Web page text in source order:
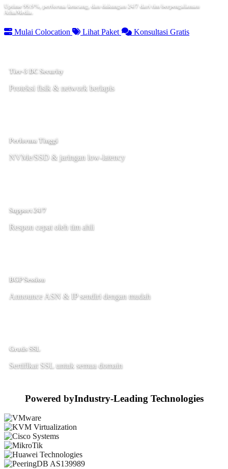
Uptime 99.9%, performa kencang, dan dukungan 24/7 dari tim berpengalaman
AthaMedia.
Mulai Colocation Lihat Paket Konsultasi Gratis
Tier-3 DC Security
Proteksi fisik & network berlapis
Performa Tinggi
NVMe/SSD & jaringan low-latency
Support 24/7
Respon cepat oleh tim ahli
BGP Session
Announce ASN & IP sendiri dengan mudah
Gratis SSL
Sertifikat SSL untuk semua domain
Powered byIndustry-Leading Technologies